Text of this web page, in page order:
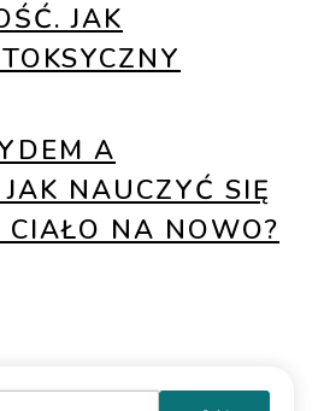
JAK
A
NAUCZYĆ SIĘ
CIAŁO NA NOWO?